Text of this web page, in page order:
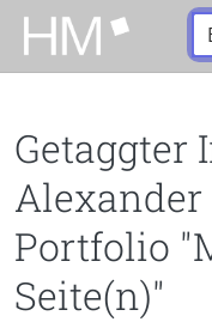
Zum Hauptinhalt
Getaggter
Portfolio
Seite(n)"